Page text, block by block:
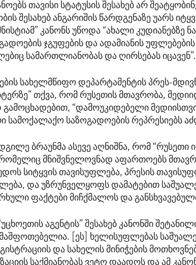
თავისი სტატუსის შესახებ არ
შესახებ ანგარიშის წარდგენაზე უარს
კანონს უწოდა “ახალი კუდიანებზე
ჯგუფების და ადამიანის
სამართლიანობას და ღირსებას იცავენ”.
სახელმწიფო დეპარტამენტის პრეს-
თქვა, რომ რუსეთის მთავრობა,
გამოცხადებით, “დამოუკიდებელი
სამოქალაქო საზოგადოების რეპრესიებს
ბრაუნმა ასევე აღნიშნა, რომ “რუსეთი
რომელიც მნიშვნელოვნად აფართოებს
სიტყვის თავისუფლება, პრესის
და უზრუნველყოფს დამატებით
ფაქტები მიჩქმალოს და
აგენტის” შესახებ კანონში
[ეს] ხელისუფლებას
და სახელის მინიჭების
საქმიანობას ვეტო დაადოს და ამ